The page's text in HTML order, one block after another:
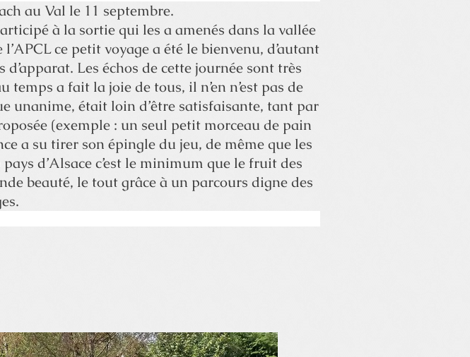
au Val le 11 septembre.
à la sortie qui les a amenés dans la vallée
ce petit voyage a été le bienvenu, d’autant
Les échos de cette journée sont très
a fait la joie de tous, il n’en n’est pas de
unanime, était loin d’être satisfaisante, tant par
(exemple : un seul petit morceau de pain
a su tirer son épingle du jeu, de même que les
d’Alsace c’est le minimum que le fruit des
beauté, le tout grâce à un parcours digne des